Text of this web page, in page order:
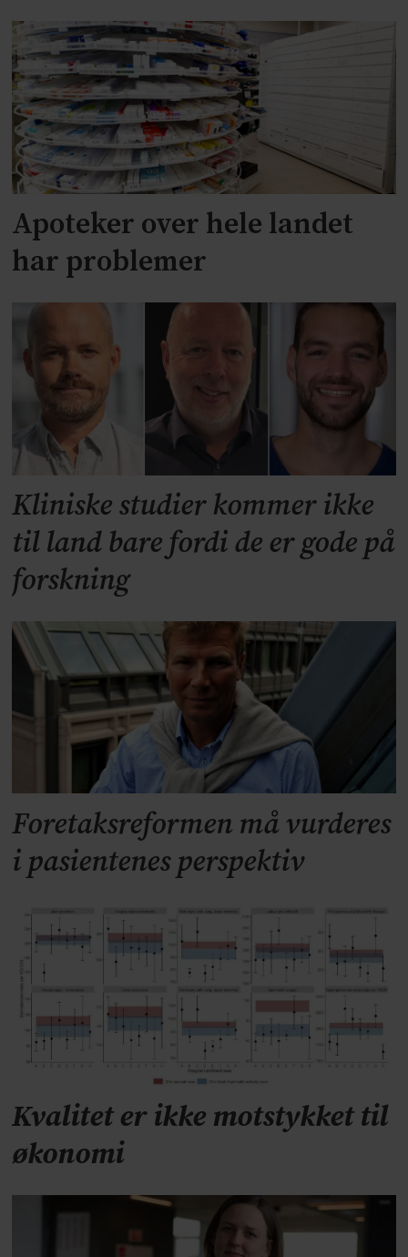
Apoteker over hele landet
har problemer
Kliniske studier kommer ikke
til land bare fordi de er gode på
forskning
Foretaksreformen må vurderes
i pasientenes perspektiv
Kvalitet er ikke motstykket til
økonomi